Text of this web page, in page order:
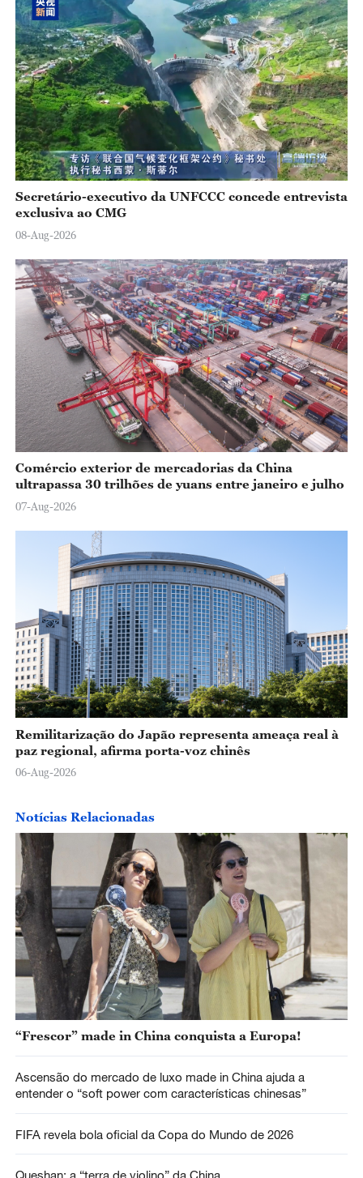
Secretário-executivo da UNFCCC concede entrevista
exclusiva ao CMG
08-Aug-2026
Comércio exterior de mercadorias da China
ultrapassa 30 trilhões de yuans entre janeiro e julho
07-Aug-2026
Remilitarização do Japão representa ameaça real à
paz regional, afirma porta-voz chinês
06-Aug-2026
Notícias Relacionadas
“Frescor” made in China conquista a Europa!
Ascensão do mercado de luxo made in China ajuda a
entender o “soft power com características chinesas”
FIFA revela bola oficial da Copa do Mundo de 2026
Queshan: a “terra de violino” da China